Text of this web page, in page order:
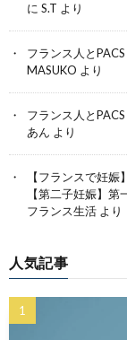
に S.T より
フランス人と
MASUKO より
フランス人と
あん より
【フランスで妊
【第二子妊娠】
フランス生活 より
人気記事